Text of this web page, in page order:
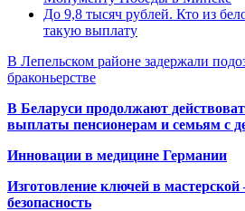
До 9,8 тысяч рублей. Кто из
такую выплату
В Лепельском районе задержали
браконьерстве
В Беларуси продолжают
выплаты пенсионерам и семьям с
Инновации в медицине Германии
Изготовление ключей в мастерской
безопасность